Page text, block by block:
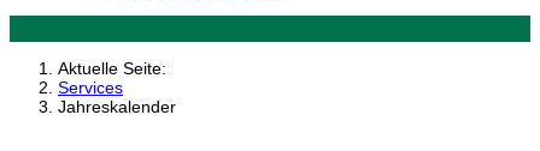
Aktuelle Seite:
Services
Jahreskalender